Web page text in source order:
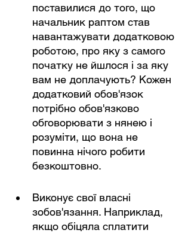
поставилися до того, що
начальник раптом став
навантажувати додатковою
роботою, про яку з самого
початку не йшлося і за яку
вам не доплачують? Кожен
додатковий обов'язок
потрібно обов'язково
обговорювати з нянею і
розуміти, що вона не
повинна нічого робити
безкоштовно.
Виконує свої власні
зобов'язання. Наприклад,
якщо обіцяла сплатити